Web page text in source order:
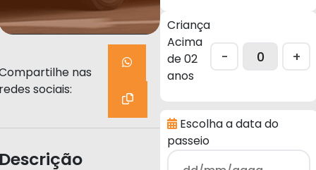
nas
sociais:
Criança
Acima
de 02
anos
- +
Escolha a data do
passeio